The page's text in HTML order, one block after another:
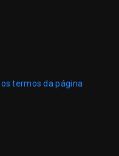
termos da página